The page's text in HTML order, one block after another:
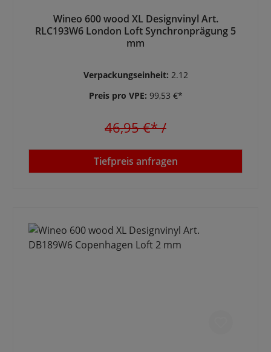
Wineo 600 wood XL Designvinyl Art.
RLC193W6 London Loft Synchronprägung 5
mm
Verpackungseinheit: 2.12
Preis pro VPE: 99,53 €*
46,95 €*/
Tiefpreis anfragen